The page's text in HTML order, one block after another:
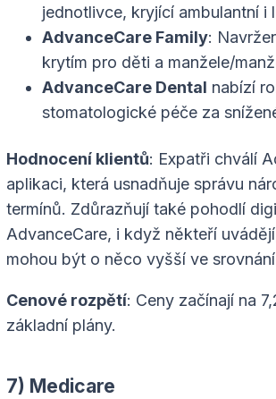
jednotlivce, kryjící ambulantní i
AdvanceCare Family:
krytím pro děti a manžele/
AdvanceCare Dental nabízí
stomatologické péče za
Hodnocení klientů: Expatři chválí
aplikaci, která usnadňuje správu
termínů. Zdůrazňují také pohodlí
AdvanceCare, i když někteří
mohou být o něco vyšší ve
Cenové rozpětí: Ceny začínají na
základní plány.
7) Medicare